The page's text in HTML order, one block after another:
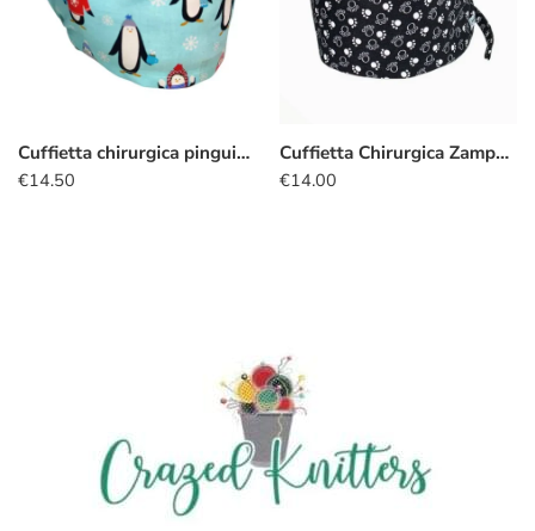
Cuffietta chirurgica pinguini acqua
€14.50
Cuffietta Chirurgica Zampette gatto
€14.00